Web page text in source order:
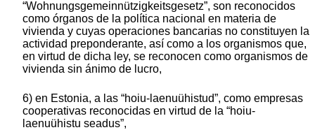
“Wohnungsgemeinnützigkeitsgesetz”, son reconocidos
como órganos de la política nacional en materia de
vivienda y cuyas operaciones bancarias no constituyen la
actividad preponderante, así como a los organismos que,
en virtud de dicha ley, se reconocen como organismos de
vivienda sin ánimo de lucro,
6) en Estonia, a las “hoiu-laenuühistud”, como empresas
cooperativas reconocidas en virtud de la “hoiu-
laenuühistu seadus”,